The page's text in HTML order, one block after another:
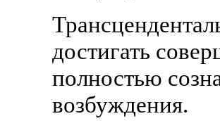
достигать
полностью
возбуждения.